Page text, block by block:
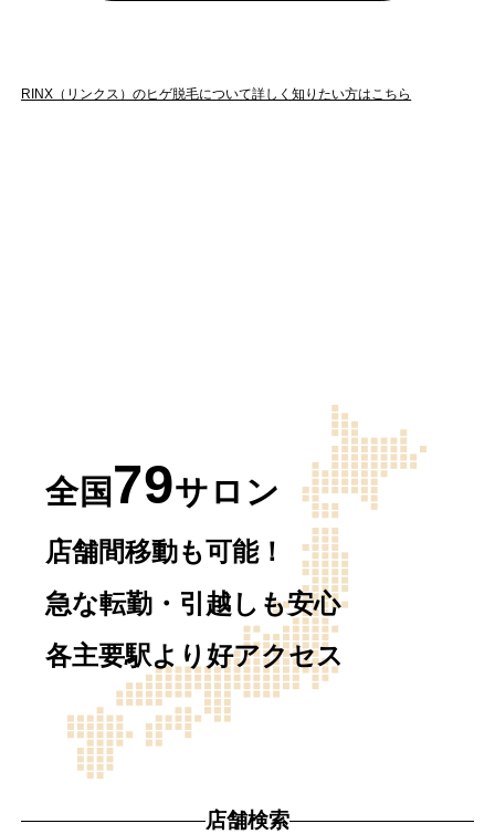
RINX（リンクス）のヒゲ脱毛について詳しく知りたい方はこちら
全国 79サロン
店舗間移動も可能！
急な転勤・引越しも安心
各主要駅より好アクセス
店舗検索